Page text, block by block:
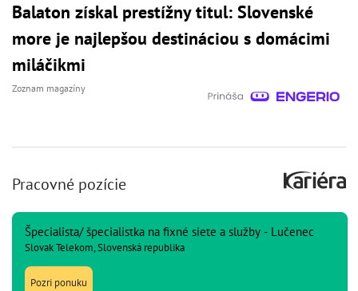
Balaton získal prestížny titul: Slovenské
more je najlepšou destináciou s domácimi
miláčikmi
Zoznam magazíny
Pracovné pozície
Špecialista/ špecialistka na fixné siete a služby - Lučenec
Slovak Telekom, Slovenská republika
Pozri ponuku